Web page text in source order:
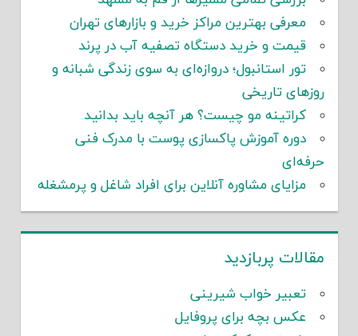
معرفی بهترین مراکز خرید و بازارهای تهران
قیمت و خرید دستگاه تصفیه آب در پرند
تور استانبول؛ دروازه‌ای به سوی زندگی شبانه و
روزهای تاریخی
کراتینه مو چیست؟ هر آنچه باید بدانید
دوره آموزش پاکسازی پوست با مدرک فنی
حرفه‌ای
مزایای مشاوره آنلاین برای افراد شاغل و پرمشغله
مقالات پربازدید
تعبیر خواب شیرینی
عکس بچه برای پروفایل